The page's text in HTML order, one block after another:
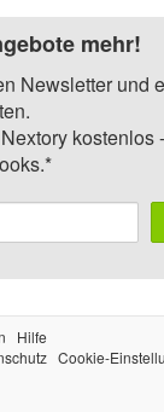
mehr!
Newsletter und
kostenlos
Hilfe
Cookie-